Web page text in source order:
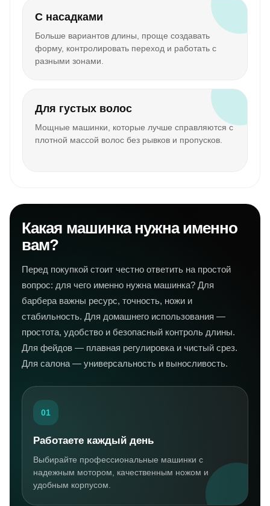
С насадками
Больше вариантов длины, проще создавать
форму, контролировать переход и работать с
разными зонами.
Для густых волос
Мощные машинки, которые лучше справляются с
плотной массой волос без рывков и пропусков.
Какая машинка нужна именно
вам?
Перед покупкой стоит честно ответить на простой
вопрос: для чего именно нужна машинка? Для
барбера важны ресурс, точность, ножи и
стабильность. Для домашнего использования —
простота, удобство и безопасный контроль длины.
Для фейдов — плавная регулировка и чистый срез.
Для салона — универсальность и выносливость.
01
Работаете каждый день
Выбирайте профессиональные машинки с
надежным мотором, качественным ножом и
удобным корпусом.